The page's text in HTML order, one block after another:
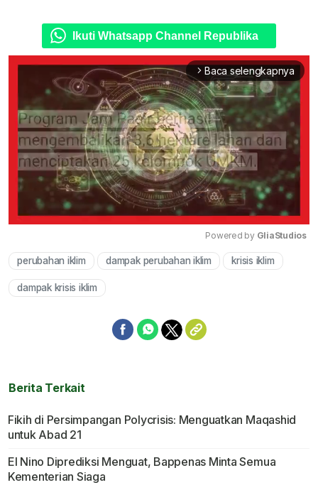
Ikuti Whatsapp Channel Republika
arrow_forward_ios Baca selengkapnya
Mute
Powered by GliaStudios
perubahan iklim dampak perubahan iklim krisis iklim
dampak krisis iklim
Berita Terkait
Fikih di Persimpangan Polycrisis: Menguatkan Maqashid
untuk Abad 21
El Nino Diprediksi Menguat, Bappenas Minta Semua
Kementerian Siaga